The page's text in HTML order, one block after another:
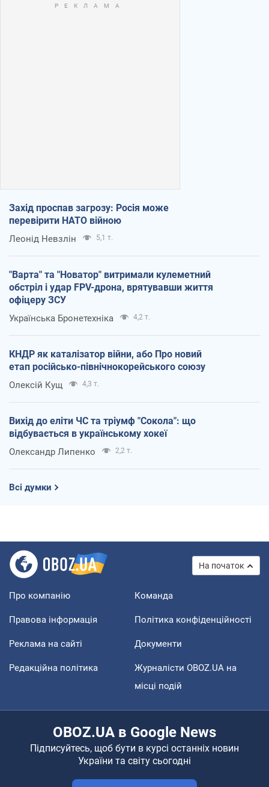
Захід проспав загрозу: Росія може
перевірити НАТО війною
Леонід Невзлін 5,1 т.
"Варта" та "Новатор" витримали кулеметний
обстріл і удар FPV-дрона, врятувавши життя
офіцеру ЗСУ
Українська Бронетехніка 4,2 т.
КНДР як каталізатор війни, або Про новий
етап російсько-північнокорейського союзу
Олексій Кущ 4,3 т.
Вихід до еліти ЧС та тріумф "Сокола": що
відбувається в українському хокеї
Олександр Липенко 2,2 т.
Всі думки
На початок
Про компанію Команда
Правова інформація Політика конфіденційності
Реклама на сайті Документи
Редакційна політика
Журналісти OBOZ.UA на
місці подій
OBOZ.UA в Google News
Підписуйтесь, щоб бути в курсі останніх новин
України та світу сьогодні